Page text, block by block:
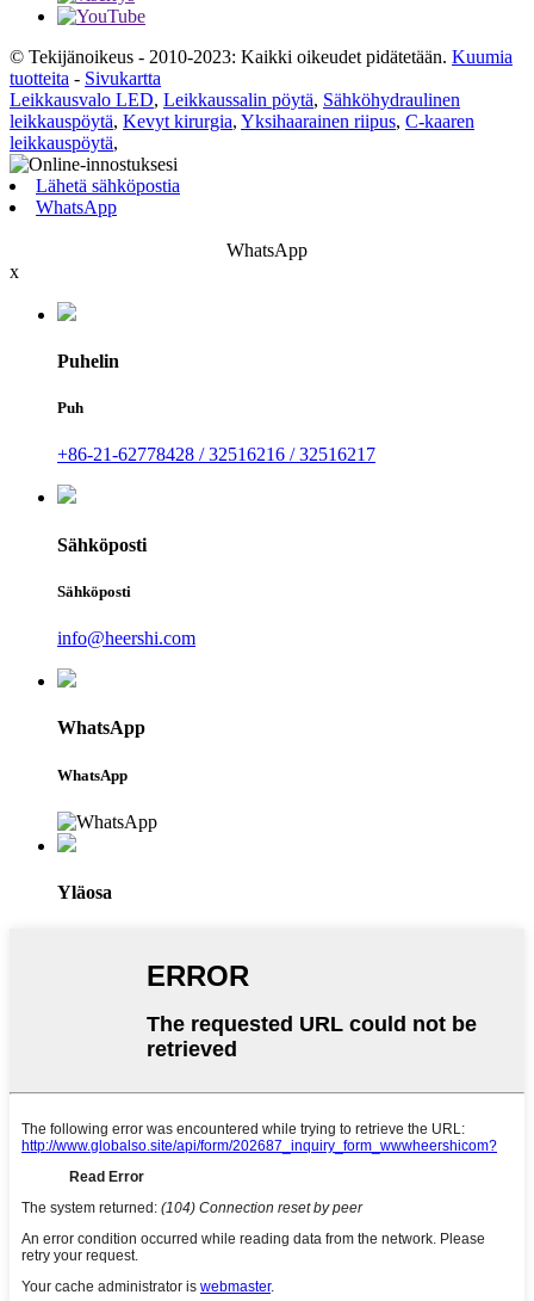
© Tekijänoikeus - 2010-2023: Kaikki oikeudet pidätetään. Kuumia
tuotteita - Sivukartta
Leikkausvalo LED, Leikkaussalin pöytä, Sähköhydraulinen
leikkauspöytä, Kevyt kirurgia, Yksihaarainen riipus, C-kaaren
leikkauspöytä,
Lähetä sähköpostia
WhatsApp
WhatsApp
x
Puhelin
Puh
+86-21-62778428 / 32516216 / 32516217
Sähköposti
Sähköposti
info@heershi.com
WhatsApp
WhatsApp
Yläosa